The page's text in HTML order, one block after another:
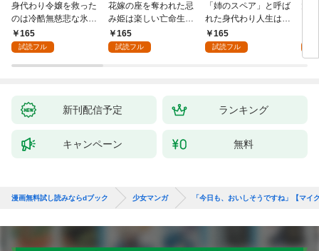
身代わり令嬢を救った
のは冷酷無慈悲な氷の
王子の愛でした１
165
試読フル
花嫁の座を奪われた忌
み姫は楽しい亡命生活
はじめます！１
165
試読フル
「姉のスペア」と呼ば
れた身代わり人生は、
今日でやめることにし
ます～辺境で自由を満
165
試読フル
新刊配信予定 ランキング
キャンペーン 無料
漫画無料試し読みならdブック 少女マンガ 「今日も、おいしそうですね」【マイ